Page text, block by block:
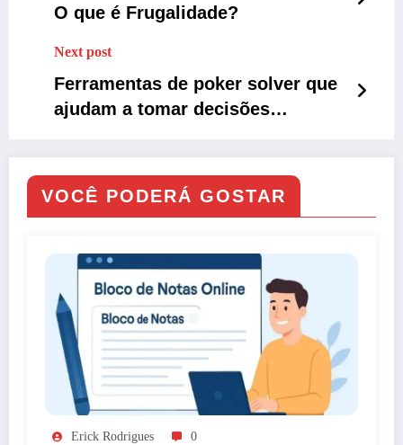
O que é Frugalidade?
Next post
Ferramentas de poker solver que
ajudam a tomar decisões
VOCÊ PODERÁ GOSTAR
Erick Rodrigues 0